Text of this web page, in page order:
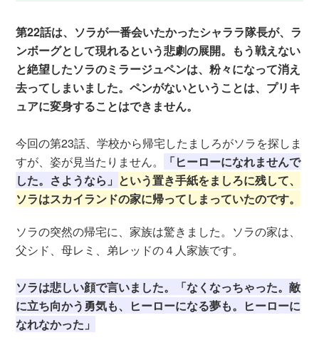
第22話は、ソラが一番会いたかったシャララ隊長が、ラ
ンボーグとして現れるという悲劇の展開。もう戦えない
と絶望したソラのミラージュペンは、粉々になって消え
去ってしまいました。ペンがないということは、プリキ
ュアに変身することはできません。
今回の第23話、学校から帰宅したましろがソラを探しま
すが、姿が見当たりません。
「ヒーローになれませんで
した。さようなら」 という置き手紙をましろに残して、
ソラはスカイランドの家に帰ってしまっていたのです。
ソラの突然の帰宅に、家族は驚きました。ソラの家は、
父シド、母レミ、弟レッドの４人家族です。
ソラは悲しい顔で言いました。「なくなっちゃった。敵
に立ち向かう勇気も、ヒーローになる夢も。ヒーローに
なれなかった」